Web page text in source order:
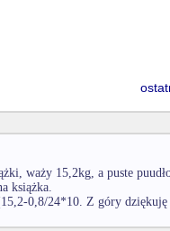
waży 15,2kg, a puste
książka.
0,8/24*10. Z góry dziękuję